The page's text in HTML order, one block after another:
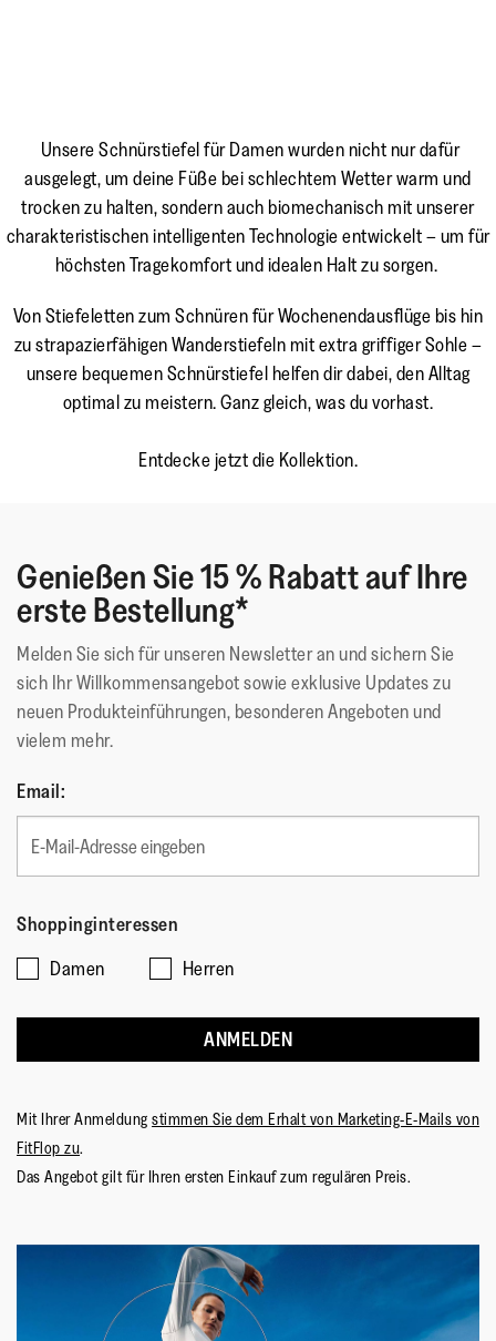
Unsere Schnürstiefel für Damen wurden nicht nur dafür
ausgelegt, um deine Füße bei schlechtem Wetter warm und
trocken zu halten, sondern auch biomechanisch mit unserer
charakteristischen intelligenten Technologie entwickelt – um für
höchsten Tragekomfort und idealen Halt zu sorgen.
Von Stiefeletten zum Schnüren für Wochenendausflüge bis hin
zu strapazierfähigen Wanderstiefeln mit extra griffiger Sohle –
unsere bequemen Schnürstiefel helfen dir dabei, den Alltag
optimal zu meistern. Ganz gleich, was du vorhast.
Entdecke jetzt die Kollektion.
Genießen Sie 15 % Rabatt auf Ihre
erste Bestellung*
Melden Sie sich für unseren Newsletter an und sichern Sie
sich Ihr Willkommensangebot sowie exklusive Updates zu
neuen Produkteinführungen, besonderen Angeboten und
vielem mehr.
Email:
Shoppinginteressen
Damen
Herren
ANMELDEN
Mit Ihrer Anmeldung stimmen Sie dem Erhalt von Marketing-E-Mails von
FitFlop zu.
Das Angebot gilt für Ihren ersten Einkauf zum regulären Preis.